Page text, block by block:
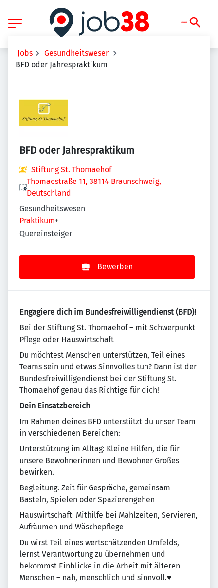
Jobs
Gesundheitswesen
BFD oder Jahrespraktikum
BFD oder Jahrespraktikum
Stiftung St. Thomaehof
Thomaestraße 11, 38114 Braunschweig,
Deutschland
Gesundheitswesen
Praktikum+
Quereinsteiger
Bewerben
Engagiere dich im Bundesfreiwilligendienst (BFD)!
Bei der Stiftung St. Thomaehof – mit Schwerpunkt
Pflege oder Hauswirtschaft
Du möchtest Menschen unterstützen, Teil eines
Teams sein und etwas Sinnvolles tun? Dann ist der
Bundesfreiwilligendienst bei der Stiftung St.
Thomaehof genau das Richtige für dich!
Dein Einsatzbereich
Im Rahmen deines BFD unterstützt du unser Team
in verschiedenen Bereichen:
Unterstützung im Alltag: Kleine Hilfen, die für
unsere Bewohnerinnen und Bewohner Großes
bewirken.
Begleitung: Zeit für Gespräche, gemeinsam
Basteln, Spielen oder Spazierengehen
Hauswirtschaft: Mithilfe bei Mahlzeiten, Servieren,
Aufräumen und Wäschepflege
Du wirst Teil eines wertschätzenden Umfelds,
lernst Verantwortung zu übernehmen und
bekommst Einblicke in die Arbeit mit älteren
Menschen – nah, menschlich und sinnvoll.♥